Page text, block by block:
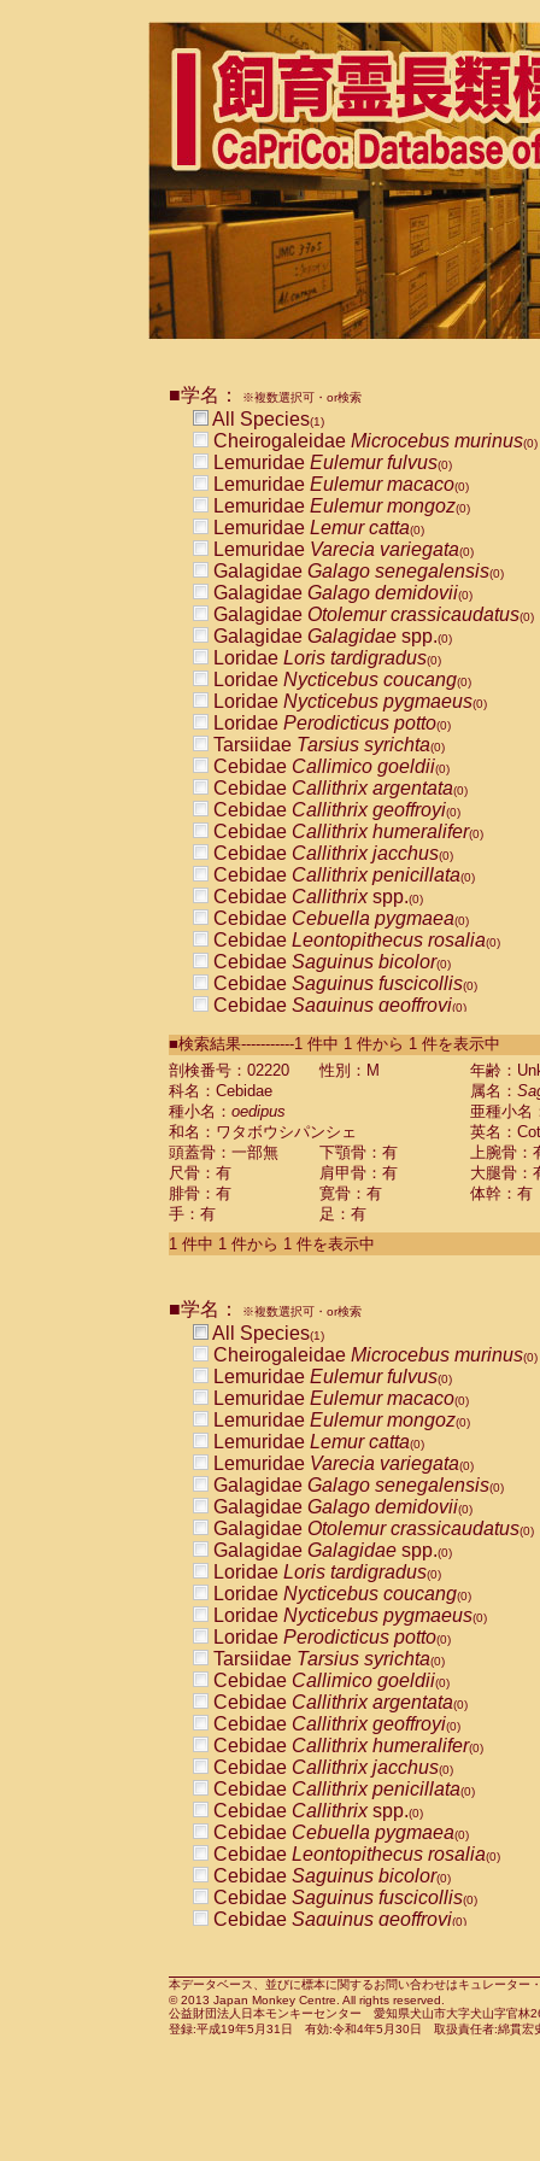
■学名： ※複数選択可・or検索
All Species(1)
Cheirogaleidae Microcebus murinus(0)
Lemuridae Eulemur fulvus(0)
Lemuridae Eulemur macaco(0)
Lemuridae Eulemur mongoz(0)
Lemuridae Lemur catta(0)
Lemuridae Varecia variegata(0)
Galagidae Galago senegalensis(0)
Galagidae Galago demidovii(0)
Galagidae Otolemur crassicaudatus(0)
Galagidae Galagidae spp.(0)
Loridae Loris tardigradus(0)
Loridae Nycticebus coucang(0)
Loridae Nycticebus pygmaeus(0)
Loridae Perodicticus potto(0)
Tarsiidae Tarsius syrichta(0)
Cebidae Callimico goeldii(0)
Cebidae Callithrix argentata(0)
Cebidae Callithrix geoffroyi(0)
Cebidae Callithrix humeralifer(0)
Cebidae Callithrix jacchus(0)
Cebidae Callithrix penicillata(0)
Cebidae Callithrixspp.(0)
Cebidae Cebuella pygmaea(0)
Cebidae Leontopithecus rosalia(0)
Cebidae Saguinus bicolor(0)
Cebidae Saguinus fuscicollis(0)
Cebidae Saguinus geoffroyi(0)
CebidaeSaguinus labiatus(0)
Cebidae Saguinus leucopus (0)
Cebidae
Cebidae
CebidaeSaguinus nigricollis (0)
Cebidae Saguinus oedipus
Cebidae Saguinus weddelli
Cebidae Saguinusspp.
Cebidae Aotus trivirgatus
Cebidae Cebus albifrons
CebidaeCebus nigrivittatus
CebidaeCebus
CebidaeSaimiri boliviensis(0)
CebidaeSaimiri sciureus(0)
AtelidaeAlouatta caraya(0)
AtelidaeAlouatta fusca(0)
AtelidaeAlouatta seniculus
AtelidaeAlouattaspp.(0)
AtelidaeAteles belzebuth(0)
AtelidaeAteles geoffroyi(0)
AtelidaeAteles paniscus(0)
AtelidaeAtelesspp.(0)
Atelidae Lagothrix lagothricha
AtelidaeLagothrix lagothricha cana
PitheciidaeCacajao calvus
PitheciidaeCallicebus cupreus
PitheciidaeCallicebus donacophilus
PitheciidaeCallicebus moloch
PitheciidaeCallicebus torquatus
PitheciidaeCallicebusspp.(0)
PitheciidaeChiropotes satanas(0)
PitheciidaePithecia monachus
PitheciidaePithecia pithecia(0)
CercopithecidaeCercocebus agilis
CercopithecidaeCercocebus
CercopithecidaeCercocebus
CercopithecidaeCercocebus
CercopithecidaeCercocebus
CercopithecidaeCercocebushybrid
CercopithecidaePapio anubis(0)
CercopithecidaePapio cynocephalus
CercopithecidaePapio hamadryas(0)
■検索結果-----------1 件中 1 件から 1 件を表示中
剖検番号：02220
性別：M
年齢：
科名：Cebidae
属名：
種小名： oedipus
亜種小名
和名：ワタボウシパンシェ
英名：
頭蓋骨：一部無
下顎骨：有
上腕骨：
尺骨：有
肩甲骨：有
大腿骨：
腓骨：有
寛骨：有
体幹：有
手：有
足：有
1 件中 1 件から 1 件を表示中
■学名： ※複数選択可・or検索
All Species(1)
Cheirogaleidae Microcebus murinus(0)
Lemuridae Eulemur fulvus(0)
Lemuridae Eulemur macaco(0)
Lemuridae Eulemur mongoz(0)
Lemuridae Lemur catta(0)
Lemuridae Varecia variegata(0)
Galagidae Galago senegalensis(0)
Galagidae Galago demidovii(0)
Galagidae Otolemur crassicaudatus(0)
Galagidae Galagidae spp.(0)
Loridae Loris tardigradus(0)
Loridae Nycticebus coucang(0)
Loridae Nycticebus pygmaeus(0)
Loridae Perodicticus potto(0)
Tarsiidae Tarsius syrichta(0)
Cebidae Callimico goeldii(0)
Cebidae Callithrix argentata(0)
Cebidae Callithrix geoffroyi(0)
Cebidae Callithrix humeralifer(0)
Cebidae Callithrix jacchus(0)
Cebidae Callithrix penicillata(0)
Cebidae Callithrixspp.(0)
Cebidae Cebuella pygmaea(0)
Cebidae Leontopithecus rosalia(0)
Cebidae Saguinus bicolor(0)
Cebidae Saguinus fuscicollis(0)
Cebidae Saguinus geoffroyi(0)
CebidaeSaguinus leucopus(0)
CebidaeSaguinus midas(0)
Cebidae Saguinus mystax(0)
本データベース、並びに標本に関するお問い合わせはキュレータ
© 2013 Japan Monkey Centre. All rights reserved.
公益財団法人日本モンキーセンター 愛知県犬山市大字犬山字官
登録:平成19年5月31日 有効:令和4年5月30日 取扱責任者:綿貫宏